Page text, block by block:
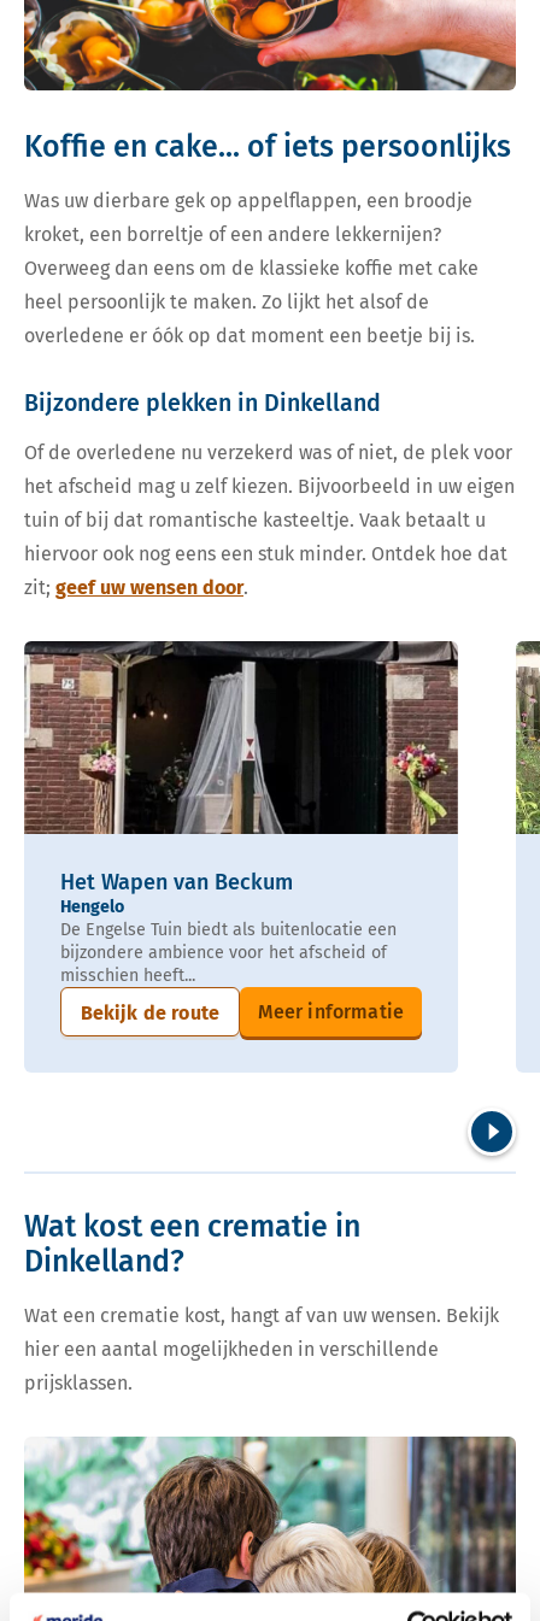
Koffie en cake... of iets persoonlijks
Was uw dierbare gek op appelflappen, een broodje
kroket, een borreltje of een andere lekkernijen?
Overweeg dan eens om de klassieke koffie met cake
heel persoonlijk te maken. Zo lijkt het alsof de
overledene er óók op dat moment een beetje bij is.
Bijzondere plekken in Dinkelland
Of de overledene nu verzekerd was of niet, de plek voor
het afscheid mag u zelf kiezen. Bijvoorbeeld in uw eigen
tuin of bij dat romantische kasteeltje. Vaak betaalt u
hiervoor ook nog eens een stuk minder. Ontdek hoe dat
zit; geef uw wensen door.
Het Wapen van Beckum
Hengelo
De Engelse Tuin biedt als buitenlocatie een
bijzondere ambience voor het afscheid of
misschien heeft...
Bekijk de route Meer informatie
Wat kost een crematie in
Dinkelland?
Wat een crematie kost, hangt af van uw wensen. Bekijk
hier een aantal mogelijkheden in verschillende
prijsklassen.
Bekijk tarieven voor crematie